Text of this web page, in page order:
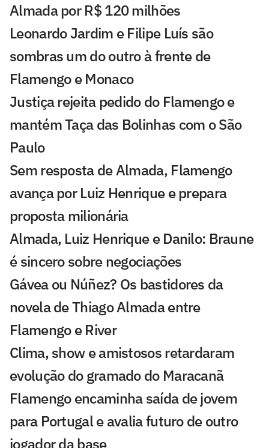
Almada por R$ 120 milhões
Leonardo Jardim e Filipe Luís são
sombras um do outro à frente de
Flamengo e Monaco
Justiça rejeita pedido do Flamengo e
mantém Taça das Bolinhas com o São
Paulo
Sem resposta de Almada, Flamengo
avança por Luiz Henrique e prepara
proposta milionária
Almada, Luiz Henrique e Danilo: Braune
é sincero sobre negociações
Gávea ou Núñez? Os bastidores da
novela de Thiago Almada entre
Flamengo e River
Clima, show e amistosos retardaram
evolução do gramado do Maracanã
Flamengo encaminha saída de jovem
para Portugal e avalia futuro de outro
jogador da base